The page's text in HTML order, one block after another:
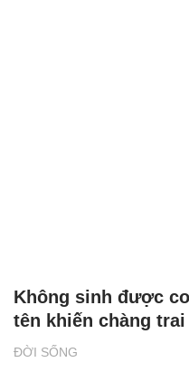
ĐỜI SỐNG
Không sinh được
tên khiến chàng